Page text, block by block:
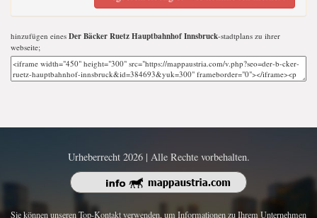
hinzufügen eines Der Bäcker Ruetz Hauptbahnhof Innsbruck-stadtplans zu ihrer
webseite;
Urheberrecht 2026 | Alle Rechte vorbehalten.
Sie können unseren Top-Kontakt verwenden, um Informationen zu Ihrem Unternehmen